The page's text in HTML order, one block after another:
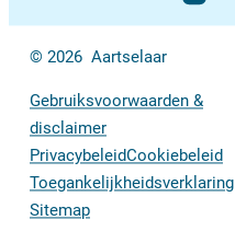
© 2026 Aartselaar
Gebruiksvoorwaarden &
disclaimer
PrivacybeleidCookiebeleid
Toegankelijkheidsverklaring
Sitemap